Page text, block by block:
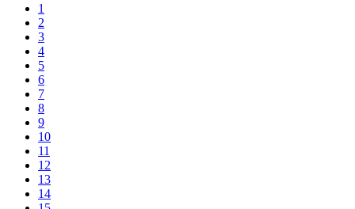
1
2
3
4
5
6
7
8
9
10
11
12
13
14